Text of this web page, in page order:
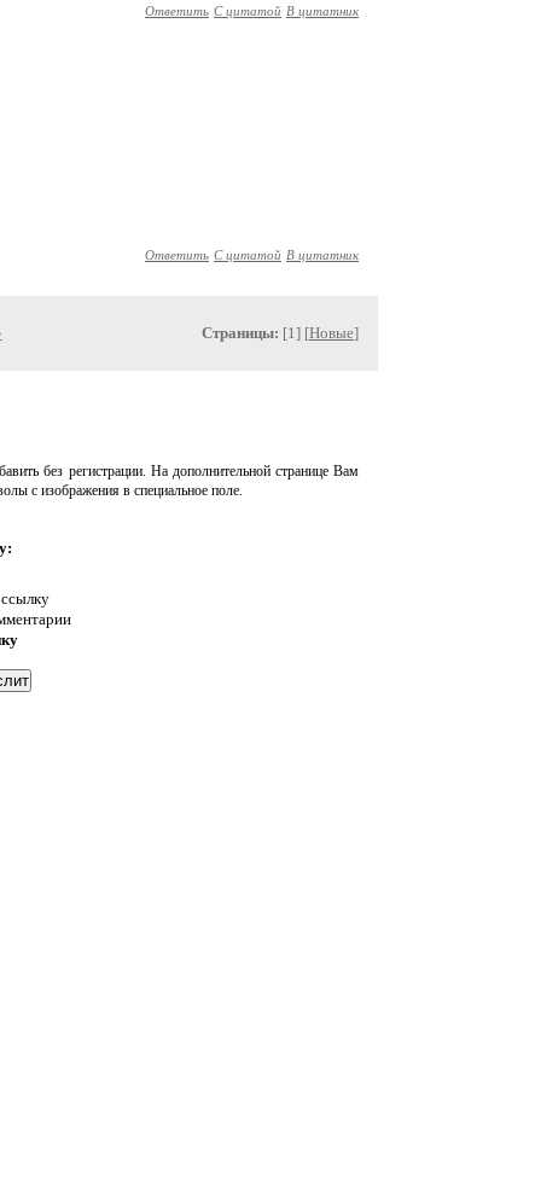
Ответить С цитатой В цитатник
Ответить С цитатой В цитатник
Страницы: [1] [Новые]
без регистрации. На дополнительной странице Вам
с изображения в специальное поле.